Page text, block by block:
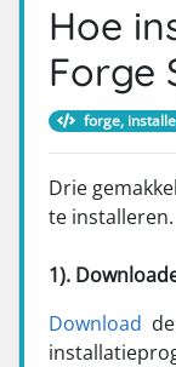
Hoe
Forge
forge,
Drie
te installeren.
1).
Download